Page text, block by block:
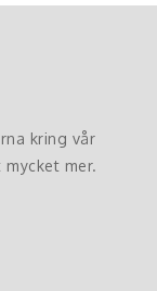
kring vår
mer.